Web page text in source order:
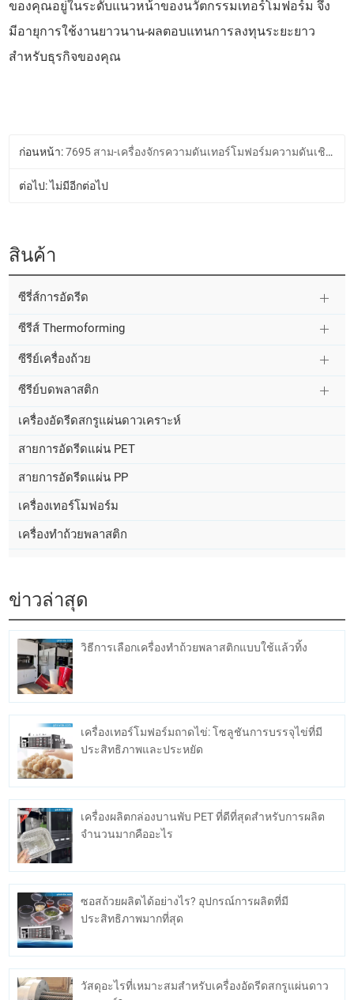
ของคุณอยู่ในระดับแนวหน้าของนวัตกรรมเทอร์โมฟอร์ม จึง
มีอายุการใช้งานยาวนาน-ผลตอบแทนการลงทุนระยะยาว
สำหรับธุรกิจของคุณ
ก่อนหน้า:7695 สาม-เครื่องจักรความดันเทอร์โมฟอร์มความดันเชิงลบ
ต่อไป: ไม่มีอีกต่อไป
สินค้า
ซีรี่ส์การอัดรีด
ซีรีส์ Thermoforming
ซีรีย์เครื่องถ้วย
ซีรีย์บดพลาสติก
เครื่องอัดรีดสกรูแผ่นดาวเคราะห์
สายการอัดรีดแผ่น PET
สายการอัดรีดแผ่น PP
เครื่องเทอร์โมฟอร์ม
เครื่องทำถ้วยพลาสติก
ข่าวล่าสุด
วิธีการเลือกเครื่องทำถ้วยพลาสติกแบบใช้แล้วทิ้ง
เครื่องเทอร์โมฟอร์มถาดไข่: โซลูชันการบรรจุไข่ที่มี
ประสิทธิภาพและประหยัด
เครื่องผลิตกล่องบานพับ PET ที่ดีที่สุดสำหรับการผลิต
จำนวนมากคืออะไร
ซอสถ้วยผลิตได้อย่างไร? อุปกรณ์การผลิตที่มี
ประสิทธิภาพมากที่สุด
วัสดุอะไรที่เหมาะสมสำหรับเครื่องอัดรีดสกรูแผ่นดาว